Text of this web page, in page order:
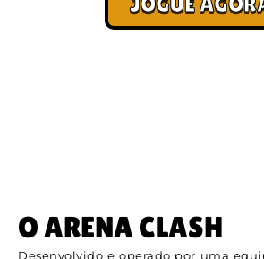
O ARENA CLASH
Desenvolvido e operado por uma